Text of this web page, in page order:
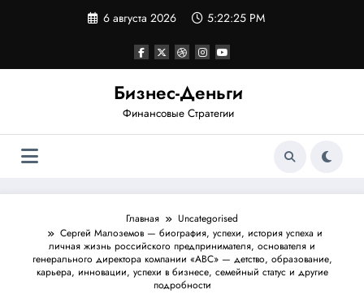
6 августа 2026 5:22:25 PM
Бизнес-Деньги
Финансовые Стратегии
Главная
Uncategorised
Сергей Малоземов — биография, успехи, история успеха и
личная жизнь российского предпринимателя, основателя и
генерального директора компании «ABC» — детство, образование,
карьера, инновации, успехи в бизнесе, семейный статус и другие
подробности